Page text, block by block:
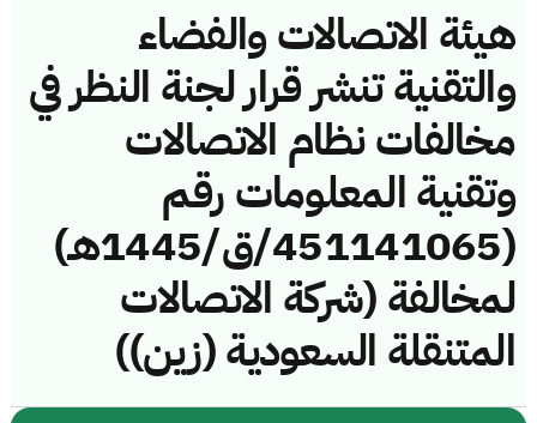
هيئة الاتصالات والفضاء
والتقنية تنشر قرار لجنة النظر في
مخالفات نظام الاتصالات
وتقنية المعلومات رقم
(451141065/ق/1445هـ)
لمخالفة (شركة الاتصالات
المتنقلة السعودية (زين))